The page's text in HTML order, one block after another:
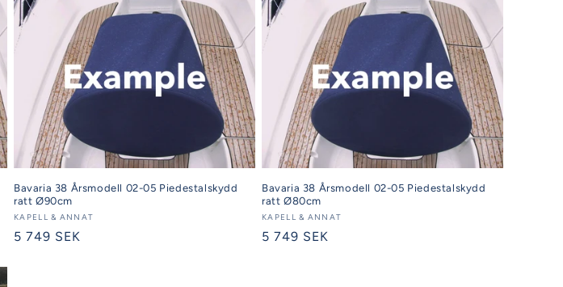
Bavaria 38 Årsmodell 02-05 Piedestalskydd
ratt Ø90cm
Säljare:
KAPELL & ANNAT
Ordinarie
5 749 SEK
Bavaria 38 Årsmodell 02-05 Piedestalskydd
ratt Ø80cm
Säljare:
KAPELL & ANNAT
Ordinarie
5 749 SEK